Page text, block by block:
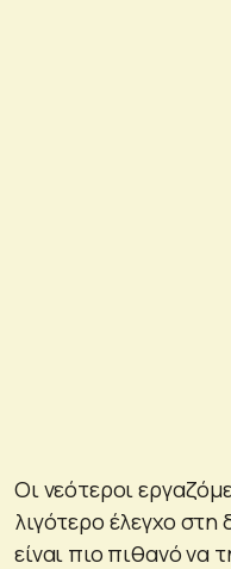
Οι νεότεροι
λιγότερο έλεγχο στη
είναι πιο πιθανό να